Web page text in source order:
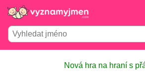
Nová hra na hraní s